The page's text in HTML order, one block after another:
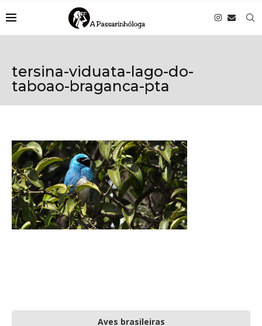
tersina-viduata-lago-do-
taboao-braganca-pta
Aves brasileiras